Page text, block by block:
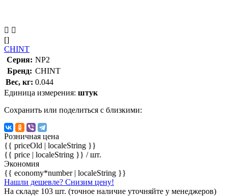
[]
CHINT
Серия: NP2
Бренд: CHINT
Вес, кг: 0.044
Единица измерения: штук
Сохранить или поделиться с близкими:
Розничная цена
{{ priceOld | localeString }}
{{ price | localeString }} / шт.
Экономия
{{ economy*number | localeString }}
Нашли дешевле? Снизим цену!
На складе 103 шт. (точное наличие уточняйте у менеджеров)